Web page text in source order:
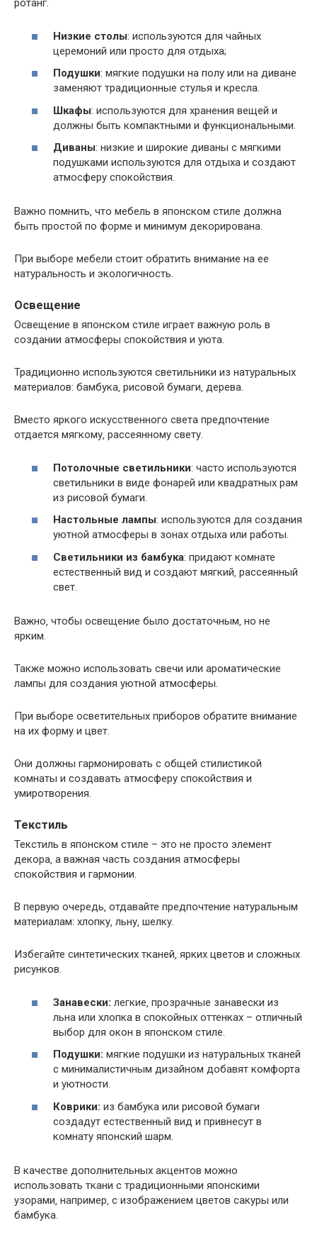
ротанг.
Низкие столы: используются для чайных
церемоний или просто для отдыха;
Подушки: мягкие подушки на полу или на диване
заменяют традиционные стулья и кресла.
Шкафы: используются для хранения вещей и
должны быть компактными и функциональными.
Диваны: низкие и широкие диваны с мягкими
подушками используются для отдыха и создают
атмосферу спокойствия.
Важно помнить‚ что мебель в японском стиле должна
быть простой по форме и минимум декорирована.
При выборе мебели стоит обратить внимание на ее
натуральность и экологичность.
Освещение
Освещение в японском стиле играет важную роль в
создании атмосферы спокойствия и уюта.
Традиционно используются светильники из натуральных
материалов: бамбука‚ рисовой бумаги‚ дерева.
Вместо яркого искусственного света предпочтение
отдается мягкому‚ рассеянному свету.
Потолочные светильники: часто используются
светильники в виде фонарей или квадратных рам
из рисовой бумаги.
Настольные лампы: используются для создания
уютной атмосферы в зонах отдыха или работы.
Светильники из бамбука: придают комнате
естественный вид и создают мягкий‚ рассеянный
свет.
Важно‚ чтобы освещение было достаточным‚ но не
ярким.
Также можно использовать свечи или ароматические
лампы для создания уютной атмосферы.
При выборе осветительных приборов обратите внимание
на их форму и цвет.
Они должны гармонировать с общей стилистикой
комнаты и создавать атмосферу спокойствия и
умиротворения.
Текстиль
Текстиль в японском стиле – это не просто элемент
декора‚ а важная часть создания атмосферы
спокойствия и гармонии.
В первую очередь‚ отдавайте предпочтение натуральным
материалам: хлопку‚ льну‚ шелку.
Избегайте синтетических тканей‚ ярких цветов и сложных
рисунков.
Занавески: легкие‚ прозрачные занавески из
льна или хлопка в спокойных оттенках – отличный
выбор для окон в японском стиле.
Подушки: мягкие подушки из натуральных тканей
с минималистичным дизайном добавят комфорта
и уютности.
Коврики: из бамбука или рисовой бумаги
создадут естественный вид и привнесут в
комнату японский шарм.
В качестве дополнительных акцентов можно
использовать ткани с традиционными японскими
узорами‚ например‚ с изображением цветов сакуры или
бамбука.